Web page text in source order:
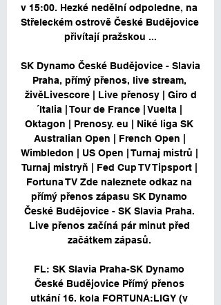
v 15:00. Hezké nedělní odpoledne, na
Střeleckém ostrově České Budějovice
přivítají pražskou ...
SK Dynamo České Budějovice - Slavia
Praha, přímý přenos, live stream,
živěLivescore | Live přenosy | Giro d
´Italia | Tour de France | Vuelta |
Oktagon | Prenosy. eu | Niké liga SK
Australian Open | French Open |
Wimbledon | US Open | Turnaj mistrů |
Turnaj mistryň | Fed Cup TV Tipsport |
Fortuna TV Zde naleznete odkaz na
přímý přenos zápasu SK Dynamo
České Budějovice - SK Slavia Praha.
Live přenos začíná pár minut před
začátkem zápasů.
FL: SK Slavia Praha-SK Dynamo
České Budějovice Přímý přenos
utkání 16. kola FORTUNA:LIGY (v